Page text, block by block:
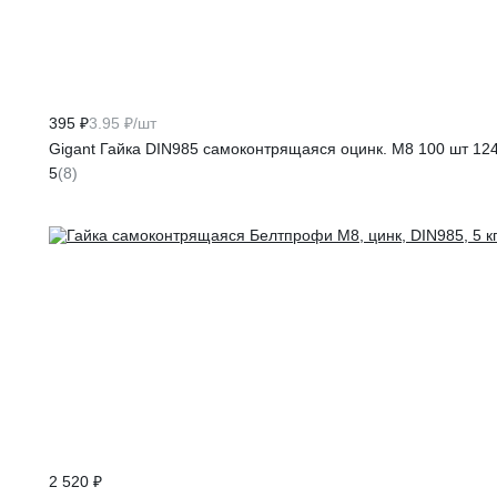
395 ₽3.95 ₽/шт
Gigant Гайка DIN985 самоконтрящаяся оцинк. М8 100 шт
5(8)
2 520 ₽